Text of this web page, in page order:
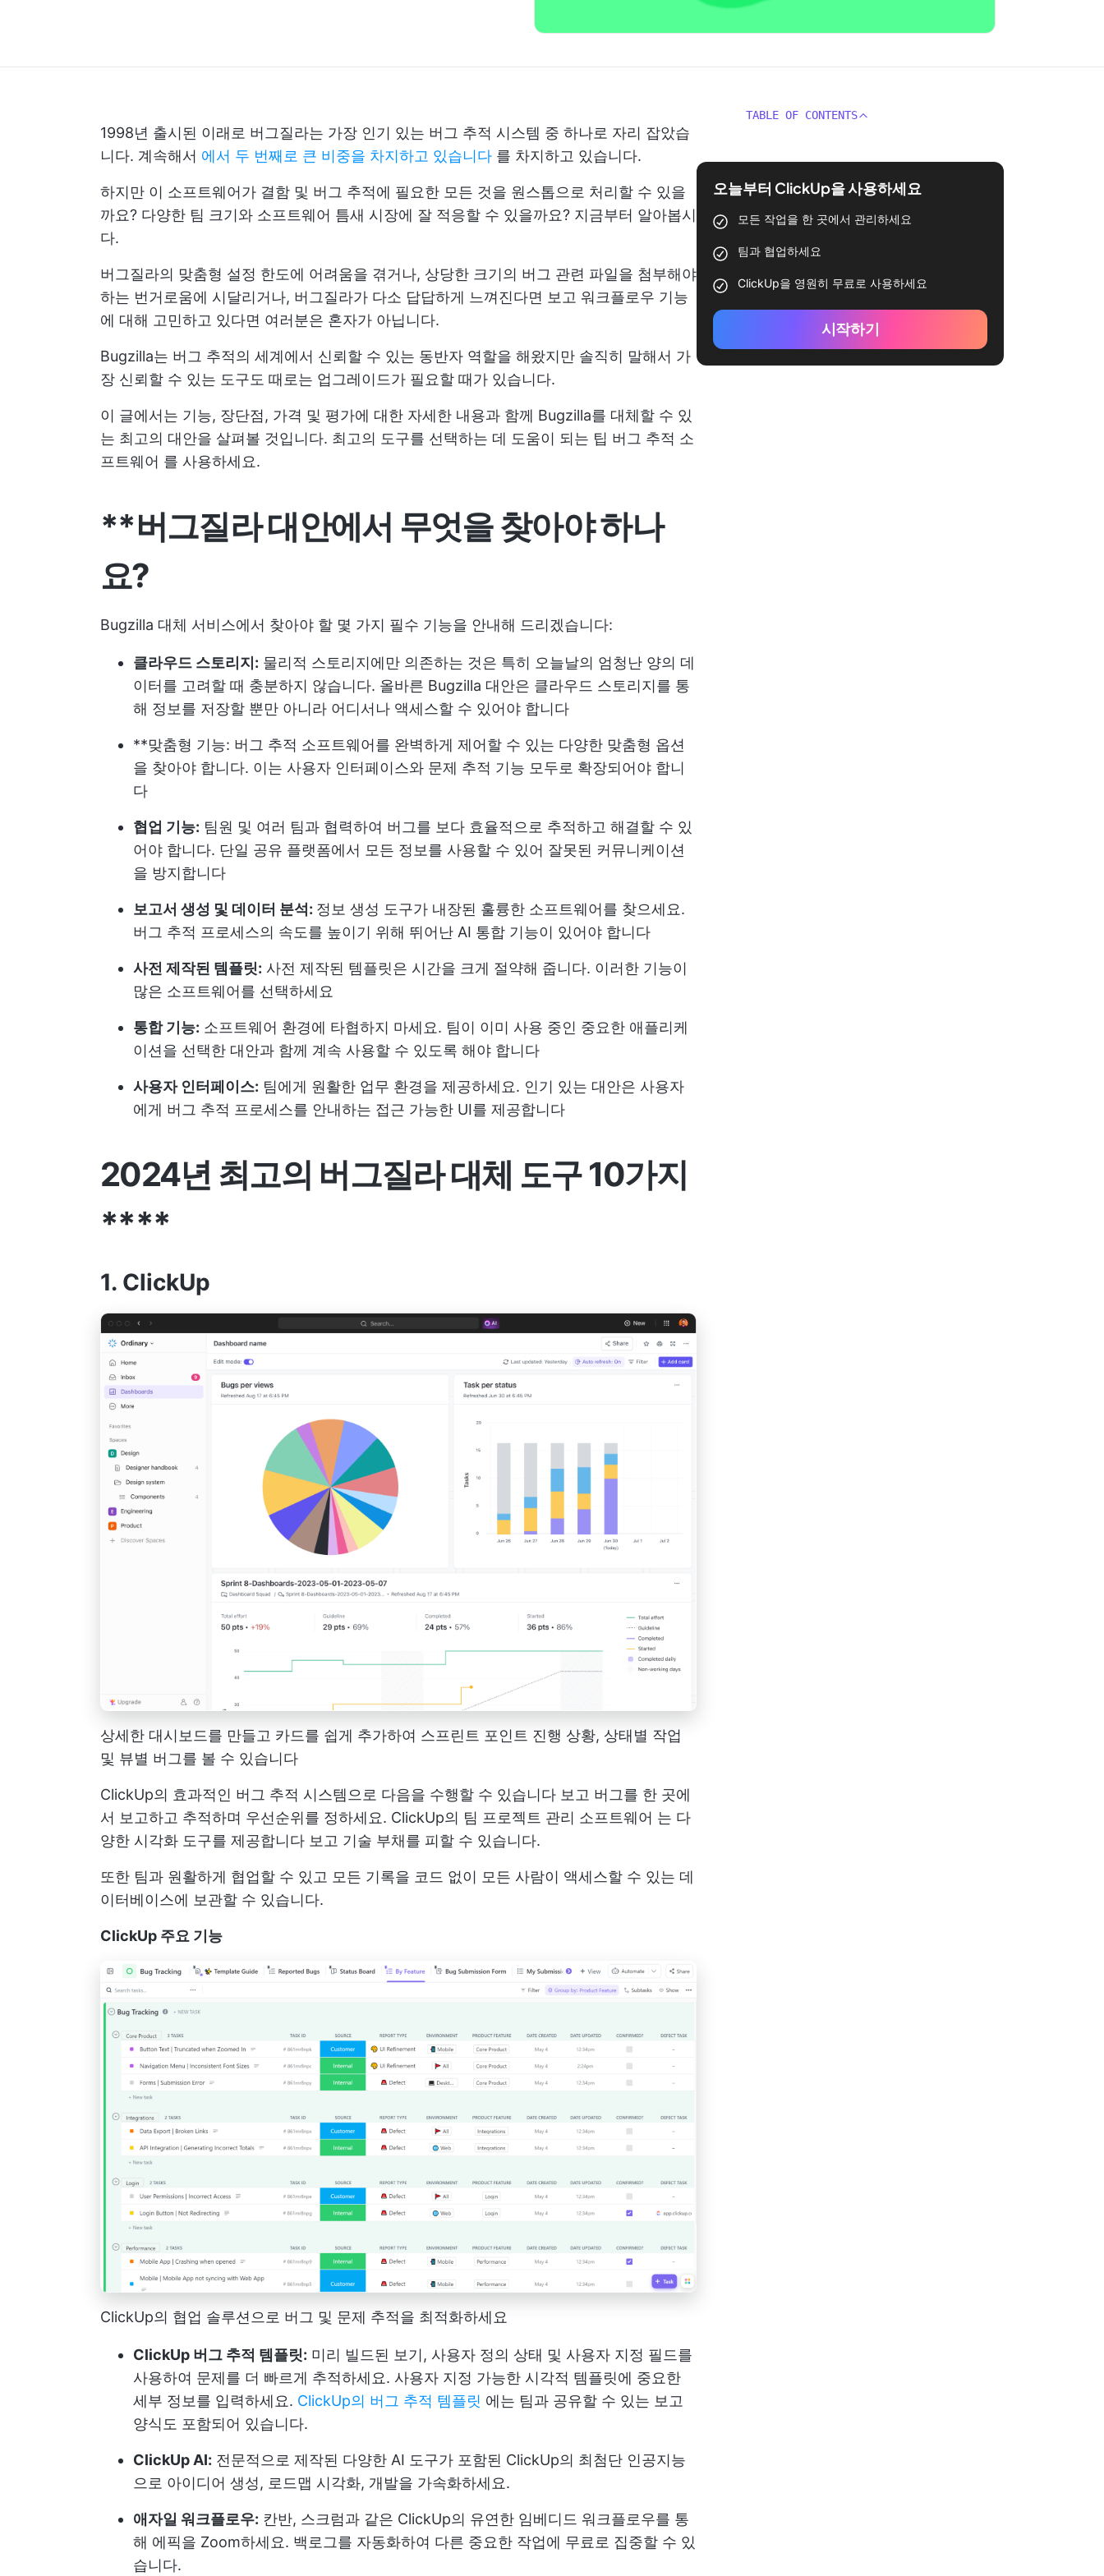
1998년 출시된 이래로 버그질라는 가장 인기 있는 버그 추적 시스템 중 하나로 자리 잡았습
니다. 계속해서 에서 두 번째로 큰 비중을 차지하고 있습니다 를 차지하고 있습니다.
하지만 이 소프트웨어가 결함 및 버그 추적에 필요한 모든 것을 원스톱으로 처리할 수 있을
까요? 다양한 팀 크기와 소프트웨어 틈새 시장에 잘 적응할 수 있을까요? 지금부터 알아봅시
다.
버그질라의 맞춤형 설정 한도에 어려움을 겪거나, 상당한 크기의 버그 관련 파일을 첨부해야
하는 번거로움에 시달리거나, 버그질라가 다소 답답하게 느껴진다면 보고 워크플로우 기능
에 대해 고민하고 있다면 여러분은 혼자가 아닙니다.
Bugzilla는 버그 추적의 세계에서 신뢰할 수 있는 동반자 역할을 해왔지만 솔직히 말해서 가
장 신뢰할 수 있는 도구도 때로는 업그레이드가 필요할 때가 있습니다.
이 글에서는 기능, 장단점, 가격 및 평가에 대한 자세한 내용과 함께 Bugzilla를 대체할 수 있
는 최고의 대안을 살펴볼 것입니다. 최고의 도구를 선택하는 데 도움이 되는 팁 버그 추적 소
프트웨어 를 사용하세요.
**버그질라 대안에서 무엇을 찾아야 하나
요?
Bugzilla 대체 서비스에서 찾아야 할 몇 가지 필수 기능을 안내해 드리겠습니다:
클라우드 스토리지: 물리적 스토리지에만 의존하는 것은 특히 오늘날의 엄청난 양의 데
이터를 고려할 때 충분하지 않습니다. 올바른 Bugzilla 대안은 클라우드 스토리지를 통
해 정보를 저장할 뿐만 아니라 어디서나 액세스할 수 있어야 합니다
**맞춤형 기능: 버그 추적 소프트웨어를 완벽하게 제어할 수 있는 다양한 맞춤형 옵션
을 찾아야 합니다. 이는 사용자 인터페이스와 문제 추적 기능 모두로 확장되어야 합니
다
협업 기능: 팀원 및 여러 팀과 협력하여 버그를 보다 효율적으로 추적하고 해결할 수 있
어야 합니다. 단일 공유 플랫폼에서 모든 정보를 사용할 수 있어 잘못된 커뮤니케이션
을 방지합니다
보고서 생성 및 데이터 분석: 정보 생성 도구가 내장된 훌륭한 소프트웨어를 찾으세요.
버그 추적 프로세스의 속도를 높이기 위해 뛰어난 AI 통합 기능이 있어야 합니다
사전 제작된 템플릿: 사전 제작된 템플릿은 시간을 크게 절약해 줍니다. 이러한 기능이
많은 소프트웨어를 선택하세요
통합 기능: 소프트웨어 환경에 타협하지 마세요. 팀이 이미 사용 중인 중요한 애플리케
이션을 선택한 대안과 함께 계속 사용할 수 있도록 해야 합니다
사용자 인터페이스: 팀에게 원활한 업무 환경을 제공하세요. 인기 있는 대안은 사용자
에게 버그 추적 프로세스를 안내하는 접근 가능한 UI를 제공합니다
2024년 최고의 버그질라 대체 도구 10가지
****
1. ClickUp
상세한 대시보드를 만들고 카드를 쉽게 추가하여 스프린트 포인트 진행 상황, 상태별 작업
및 뷰별 버그를 볼 수 있습니다
ClickUp의 효과적인 버그 추적 시스템으로 다음을 수행할 수 있습니다 보고 버그를 한 곳에
서 보고하고 추적하며 우선순위를 정하세요. ClickUp의 팀 프로젝트 관리 소프트웨어 는 다
양한 시각화 도구를 제공합니다 보고 기술 부채를 피할 수 있습니다.
또한 팀과 원활하게 협업할 수 있고 모든 기록을 코드 없이 모든 사람이 액세스할 수 있는 데
이터베이스에 보관할 수 있습니다.
ClickUp 주요 기능
ClickUp의 협업 솔루션으로 버그 및 문제 추적을 최적화하세요
ClickUp 버그 추적 템플릿: 미리 빌드된 보기, 사용자 정의 상태 및 사용자 지정 필드를
사용하여 문제를 더 빠르게 추적하세요. 사용자 지정 가능한 시각적 템플릿에 중요한
세부 정보를 입력하세요. ClickUp의 버그 추적 템플릿 에는 팀과 공유할 수 있는 보고
양식도 포함되어 있습니다.
ClickUp AI: 전문적으로 제작된 다양한 AI 도구가 포함된 ClickUp의 최첨단 인공지능
으로 아이디어 생성, 로드맵 시각화, 개발을 가속화하세요.
애자일 워크플로우: 칸반, 스크럼과 같은 ClickUp의 유연한 임베디드 워크플로우를 통
해 에픽을 Zoom하세요. 백로그를 자동화하여 다른 중요한 작업에 무료로 집중할 수 있
습니다.
TABLE OF CONTENTS
오늘부터 ClickUp을 사용하세요
모든 작업을 한 곳에서 관리하세요
팀과 협업하세요
ClickUp을 영원히 무료로 사용하세요
시작하기